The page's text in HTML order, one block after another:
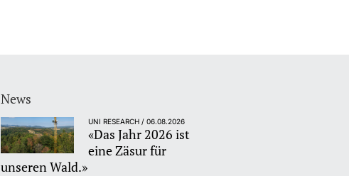
News
UNI RESEARCH / 06.08.2026
«Das Jahr 2026 ist
eine Zäsur für
unseren Wald.»